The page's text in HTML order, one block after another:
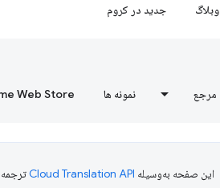
وبلاگ جدید در کروم
مرجع نمونه ها Web Store
این صفحه به‌وسیله